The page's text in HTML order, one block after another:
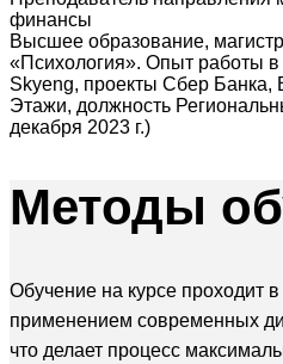
финансы
Высшее образование,
«Психология». Опыт работы
Skyeng, проекты Сбер Банка,
Этажи, должность
декабря 2023 г.)
Методы
Обучение на курсе проходит
применением современных
что делает процесс